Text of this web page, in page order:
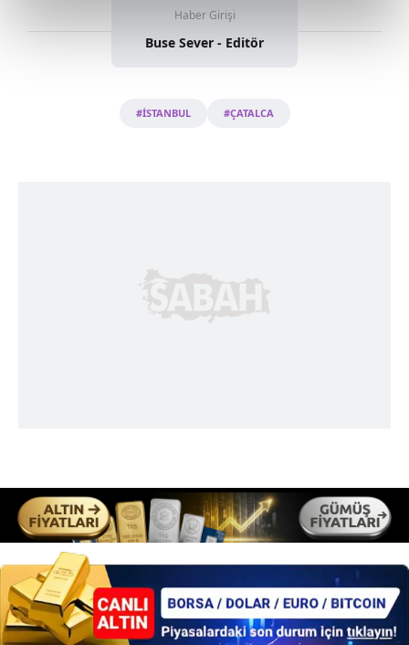
reklamların maliyetlerimizi karşılamak noktasında tek gelir
kalemimiz olduğunu sizlere hatırlatmak isteriz.
gösterilmeyecektir."
kullanılmaktadır. Diğer çerezler, sitemizin daha işlevsel
kılınması ve kişiselleştirilmesi ve sizlere yönelik
reklam/pazarlama faaliyetlerinin yapılması, amaçlarıyla
6698 sayılı Kişisel Verilerin Korunması Kanunu uyarınca
hazırlanmış Aydınlatma Metnimizi okumak ve sitemizde
ilgili mevzuata uygun olarak kullanılan çerezlerle ilgili bilgi
almak için lütfen
Haber Girişi
Buse Sever - Editör
#İSTANBUL #ÇATALCA